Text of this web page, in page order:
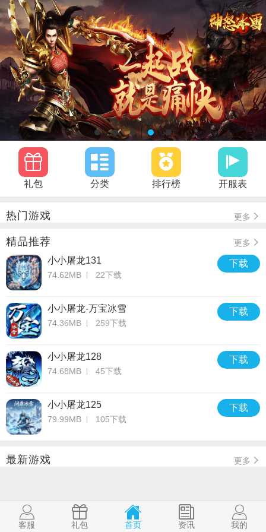
礼包 分类 排行榜 开服表
热门游戏 更多
精品推荐 更多
下载
小小屠龙131
74.62MB 22下载
下载
小小屠龙-万宝冰雪
74.36MB 259下载
下载
小小屠龙128
74.68MB 45下载
下载
小小屠龙125
79.99MB 105下载
最新游戏 更多
客服 礼包 首页 资讯 我的